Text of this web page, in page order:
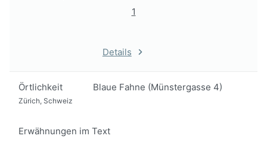
1
Details
Örtlichkeit Blaue Fahne (Münstergasse 4)
Zürich, Schweiz
Erwähnungen im Text